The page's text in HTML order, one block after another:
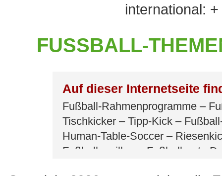
international:
FUSSBALL-
Auf dieser Internetseite
Fußball-Rahmenprogramme –
Tischkicker – Tipp-Kick –
Human-Table-Soccer –
Fußballpavillon – Fußballparty-